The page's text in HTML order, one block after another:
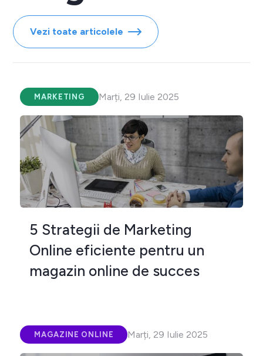
Vezi toate articolele
MARKETING Marți, 29 Iulie 2025
5 Strategii de Marketing
Online eficiente pentru un
magazin online de succes
MAGAZINE ONLINE Marți, 29 Iulie 2025